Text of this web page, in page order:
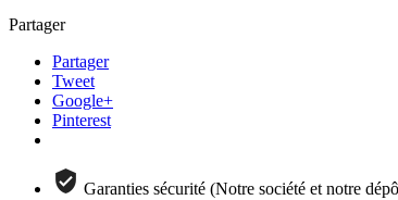
Partager
Partager
Tweet
Google+
Pinterest
Garanties sécurité (Notre société et notre